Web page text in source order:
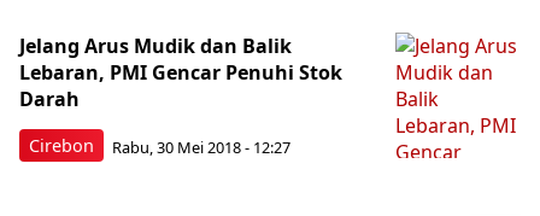
Cirebon
Jelang Arus Mudik dan Balik
Lebaran, PMI Gencar Penuhi Stok
Darah
Rabu, 30 Mei 2018 - 12:27